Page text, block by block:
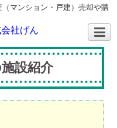
マンション・戸建）売却や購
施設紹介